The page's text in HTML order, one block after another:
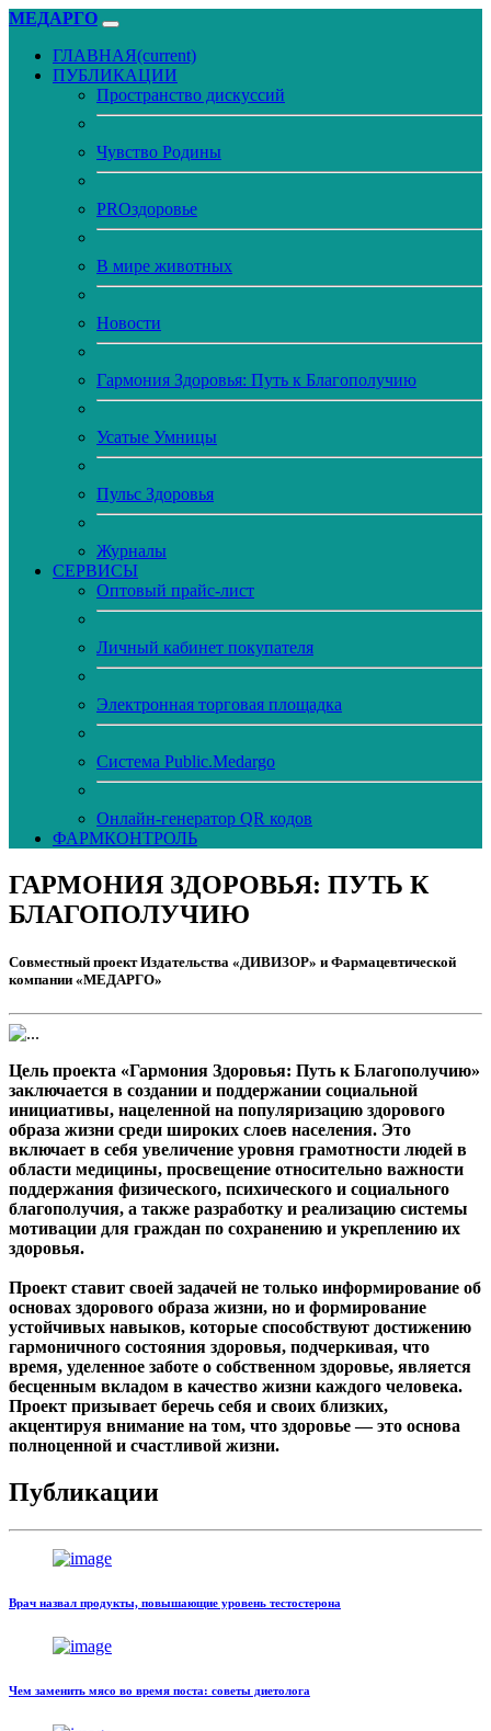
МЕДАРГО
ГЛАВНАЯ(current)
ПУБЛИКАЦИИ
Пространство дискуссий
Чувство Родины
PROздоровье
В мире животных
Новости
Гармония Здоровья: Путь к Благополучию
Усатые Умницы
Пульс Здоровья
Журналы
CЕРВИСЫ
Оптовый прайс-лист
Личный кабинет покупателя
Электронная торговая площадка
Система Public.Medargo
Онлайн-генератор QR кодов
ФАРМКОНТРОЛЬ
ГАРМОНИЯ ЗДОРОВЬЯ: ПУТЬ К
БЛАГОПОЛУЧИЮ
Совместный проект Издательства «ДИВИЗОР» и Фармацевтической
компании «МЕДАРГО»
Цель проекта «Гармония Здоровья: Путь к Благополучию»
заключается в создании и поддержании социальной
инициативы, нацеленной на популяризацию здорового
образа жизни среди широких слоев населения. Это
включает в себя увеличение уровня грамотности людей в
области медицины, просвещение относительно важности
поддержания физического, психического и социального
благополучия, а также разработку и реализацию системы
мотивации для граждан по сохранению и укреплению их
здоровья.
Проект ставит своей задачей не только информирование об
основах здорового образа жизни, но и формирование
устойчивых навыков, которые способствуют достижению
гармоничного состояния здоровья, подчеркивая, что
время, уделенное заботе о собственном здоровье, является
бесценным вкладом в качество жизни каждого человека.
Проект призывает беречь себя и своих близких,
акцентируя внимание на том, что здоровье — это основа
полноценной и счастливой жизни.
Публикации
Врач назвал продукты, повышающие уровень тестостерона
Чем заменить мясо во время поста: советы диетолога